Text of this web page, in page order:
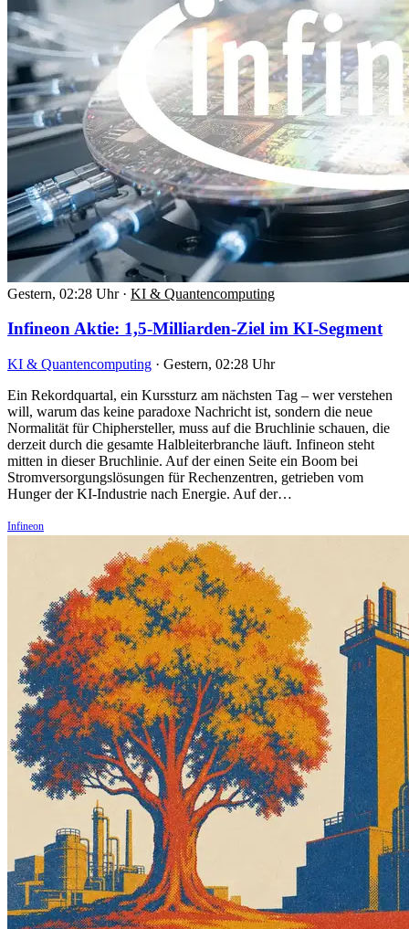
Gestern, 02:28 Uhr · KI & Quantencomputing
Infineon Aktie: 1,5-Milliarden-Ziel im KI-Segment
KI & Quantencomputing · Gestern, 02:28 Uhr
Ein Rekordquartal, ein Kurssturz am nächsten Tag – wer verstehen
will, warum das keine paradoxe Nachricht ist, sondern die neue
Normalität für Chiphersteller, muss auf die Bruchlinie schauen, die
derzeit durch die gesamte Halbleiterbranche läuft. Infineon steht
mitten in dieser Bruchlinie. Auf der einen Seite ein Boom bei
Stromversorgungslösungen für Rechenzentren, getrieben vom
Hunger der KI-Industrie nach Energie. Auf der…
Infineon